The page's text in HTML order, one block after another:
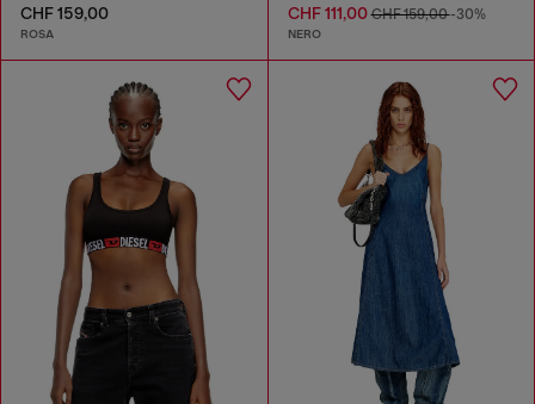
CHF 159,00
ROSA
CHF 111,00CHF 159,00-30%
NERO